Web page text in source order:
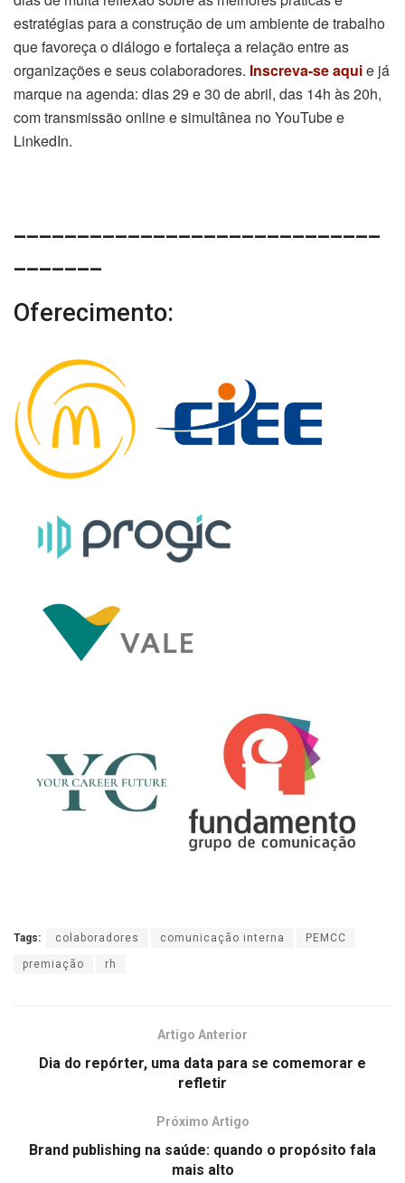
estratégias para a construção de um ambiente de trabalho
que favoreça o diálogo e fortaleça a relação entre as
organizações e seus colaboradores. Inscreva-se aquie já
marque na agenda: dias 29 e 30 de abril, das 14h às 20h,
com transmissão online e simultânea no YouTube e
LinkedIn.
Oferecimento:
Tags: colaboradores comunicação interna PEMCC
premiação rh
Artigo Anterior
Dia do repórter, uma data para se comemorar e
refletir
Próximo Artigo
Brand publishing na saúde: quando o propósito fala
mais alto